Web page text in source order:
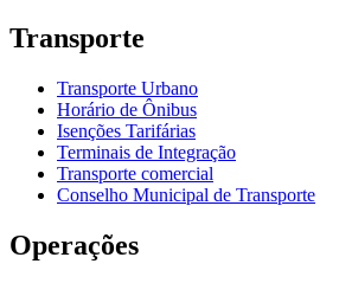
Transporte
Transporte Urbano
Horário de Ônibus
Isenções Tarifárias
Terminais de Integração
Transporte comercial
Conselho Municipal de Transporte
Operações